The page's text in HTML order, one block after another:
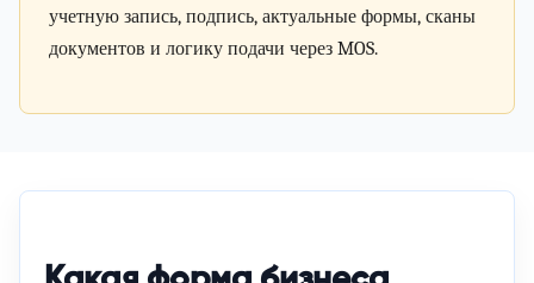
учетную запись, подпись, актуальные формы, сканы
документов и логику подачи через MOS.